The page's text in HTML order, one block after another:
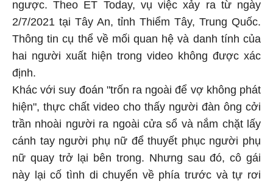
ngược. Theo ET Today, vụ việc xảy ra từ ngày
2/7/2021 tại Tây An, tỉnh Thiểm Tây, Trung Quốc.
Thông tin cụ thể về mối quan hệ và danh tính của
hai người xuất hiện trong video không được xác
định.
Khác với suy đoán "trốn ra ngoài để vợ không phát
hiện", thực chất video cho thấy người đàn ông cởi
trần nhoài người ra ngoài cửa sổ và nắm chặt lấy
cánh tay người phụ nữ để thuyết phục người phụ
nữ quay trở lại bên trong. Nhưng sau đó, cô gái
này lại cố tình di chuyển về phía trước và tự rơi